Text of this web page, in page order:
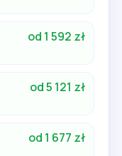
od 1 592 zł
od 5 121 zł
od 1 677 zł